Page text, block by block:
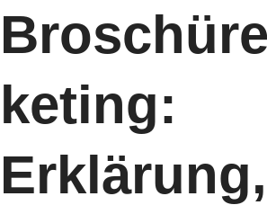
keting:
Erklärung,